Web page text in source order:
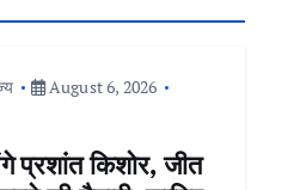
August 6, 2026
प्रशांत किशोर, जीत